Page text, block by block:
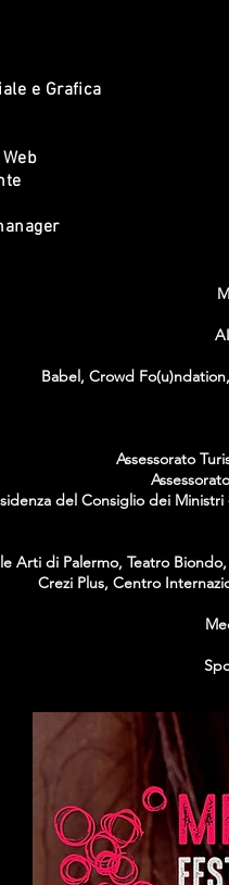
e Grafica
Babel, Crowd
Assessorato
del Consiglio dei
Arti di Palermo, Teatro
Crezi Plus, Centro